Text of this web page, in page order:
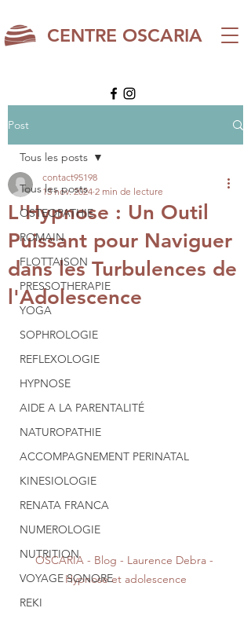
CENTRE OSCARIA
Post
Tous les posts
OSTEOPATHIE
ROMAIN
FLOTTAISON
PRESSOTHERAPIE
YOGA
SOPHROLOGIE
REFLEXOLOGIE
HYPNOSE
AIDE A LA PARENTALITÉ
NATUROPATHIE
ACCOMPAGNEMENT PERINATAL
KINESIOLOGIE
RENATA FRANCA
NUMEROLOGIE
NUTRITION
VOYAGE SONORE
REKI
Tous les posts
L'Hypnose : Un Outil
Puissant pour Naviguer
dans les Turbulences de
l'Adolescence
contact95198
13 nov. 2024 2 min de lecture
OSCARIA - Blog - Laurence Debra -
Hypnose et adolescence